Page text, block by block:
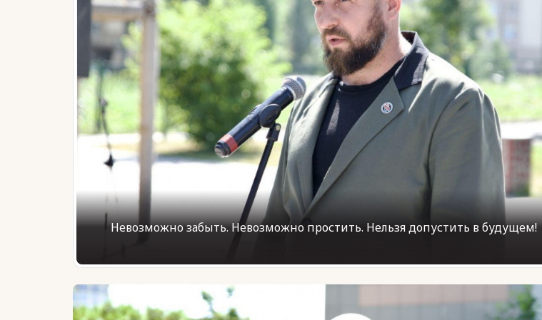
Невозможно забыть. Невозможно простить. Нельзя допустить в будущем!